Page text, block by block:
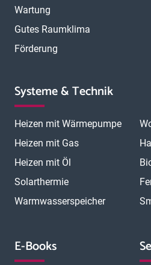
Wartung
Gutes Raumklima
Förderung
Systeme & Technik
Heizen mit Wärmepumpe
Heizen mit Gas
Heizen mit Öl
Solarthermie
Warmwasserspeicher
E-Books